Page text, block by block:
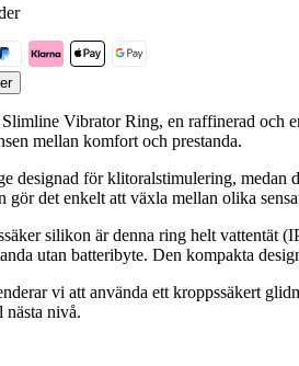
Vibrator Ring, en raffinerad och
mellan komfort och prestanda.
designad för klitoralstimulering,
gör det enkelt att växla mellan olika
silikon är denna ring helt vattentät
utan batteribyte. Den kompakta
vi att använda ett kroppssäkert
nivå.